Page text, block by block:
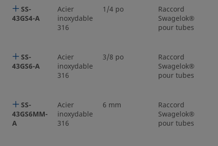
SS-
43GS4-A
Acier
inoxydable
316
1/4 po
Raccord
Swagelok®
pour tubes
SS-
43GS6-A
Acier
inoxydable
316
3/8 po
Raccord
Swagelok®
pour tubes
SS-
43GS6MM-
A
Acier
inoxydable
316
6 mm
Raccord
Swagelok®
pour tubes